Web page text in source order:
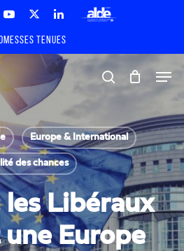
Twitter
Linkedin ALDE
tenues
search
Europe & International
des chances
les Libéraux
Europe